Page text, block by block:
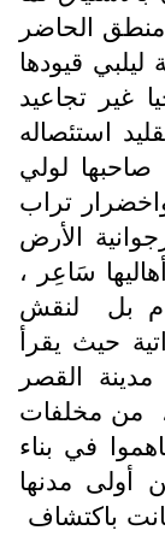
الحاضر
قيودها
غير تجاعيد
استئصاله
لولي
تراب
الأرض
سَاعِر ،
بل
لنقش
حيث يقرأ
القصر
من مخلفات
في بناء
أولى مدنها
باكتشاف